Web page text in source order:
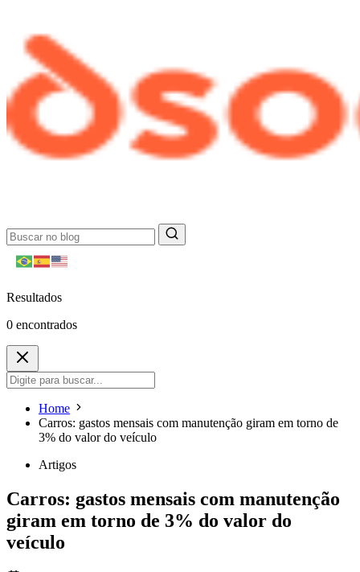
Resultados
0 encontrados
Home
Carros: gastos mensais com manutenção giram em torno de
3% do valor do veículo
Artigos
Carros: gastos mensais com manutenção
giram em torno de 3% do valor do
veículo